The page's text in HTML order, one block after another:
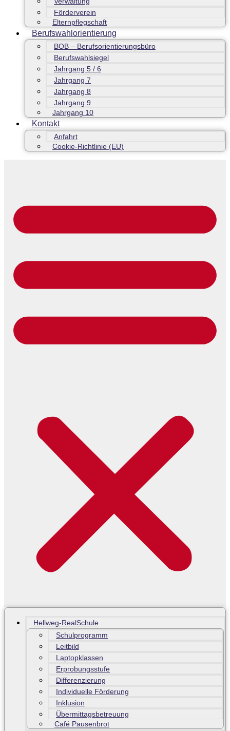
Förderverein
Elternpflegschaft
Berufswahlorientierung
BOB – Berufsorientierungsbüro
Berufswahlsiegel
Jahrgang 5 / 6
Jahrgang 7
Jahrgang 8
Jahrgang 9
Jahrgang 10
Kontakt
Anfahrt
Cookie-Richtlinie (EU)
Hellweg-RealSchule
Schulprogramm
Leitbild
Laptopklassen
Erprobungsstufe
Differenzierung
Individuelle Förderung
Inklusion
Übermittagsbetreuung
Café Pausenbrot